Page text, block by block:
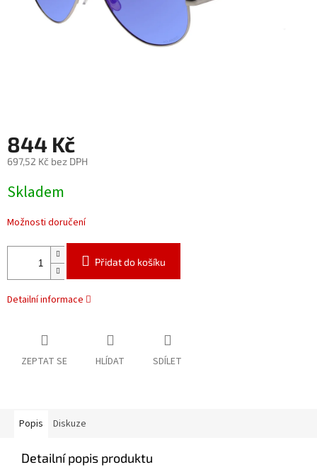
844 Kč
697,52 Kč bez DPH
cena:
Skladem
Možnosti doručení
Přidat do košíku
Detailní informace
ZEPTAT SE HLÍDAT SDÍLET
Popis Diskuze
Detailní popis produktu